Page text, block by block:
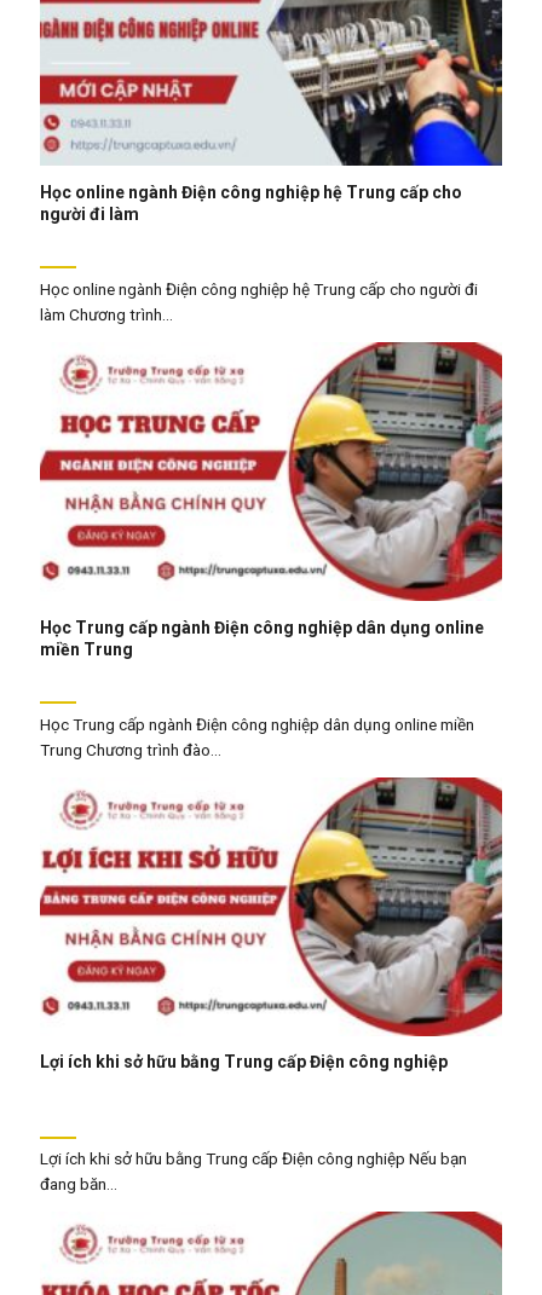
Học online ngành Điện công nghiệp hệ Trung cấp cho
người đi làm
Học online ngành Điện công nghiệp hệ Trung cấp cho người đi
làm Chương trình...
Học Trung cấp ngành Điện công nghiệp dân dụng online
miền Trung
Học Trung cấp ngành Điện công nghiệp dân dụng online miền
Trung Chương trình đào...
Lợi ích khi sở hữu bằng Trung cấp Điện công nghiệp
Lợi ích khi sở hữu bằng Trung cấp Điện công nghiệp Nếu bạn
đang băn...